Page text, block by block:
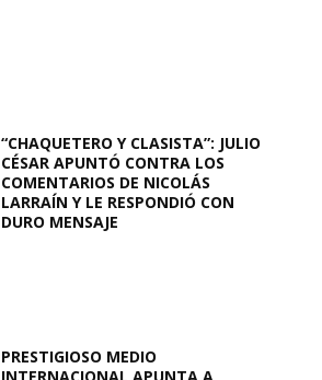
“CHAQUETERO Y CLASISTA”: JULIO
CÉSAR APUNTÓ CONTRA LOS
COMENTARIOS DE NICOLÁS
LARRAÍN Y LE RESPONDIÓ CON
DURO MENSAJE
PRESTIGIOSO MEDIO